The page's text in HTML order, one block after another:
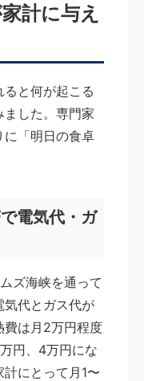
計に与え
と何が起こる
した。専門家
に「明日の食卓
電気代・ガ
ズ海峡を通って
気代とガス代が
費は月2万円程度
円、4万円にな
にとって月1〜